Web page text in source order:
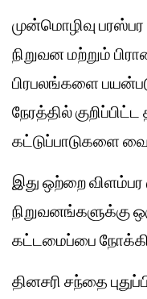
முன்மொழிவு பரஸ்பர
நிறுவன மற்றும்
பிரபலங்களை
நேரத்தில்
கட்டுப்பாடுகளை
இது ஒற்றை விளம்பர
நிறுவனங்களுக்கு
கட்டமைப்பை
தினசரி சந்தை